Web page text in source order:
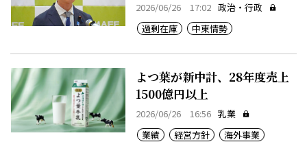
2026/06/26 17:02 政治・行政
過剰在庫
中東情勢
よつ葉が新中計、28年度売上
1500億円以上
2026/06/26 16:56 乳業
業績
経営方針 海外事業